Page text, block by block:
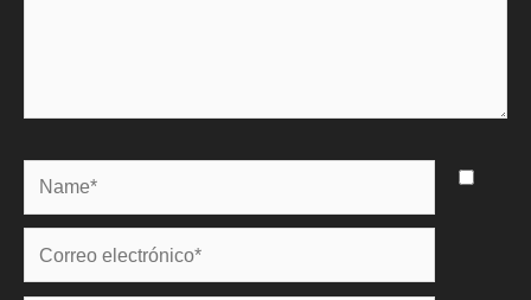
Name*
Correo
electrónico*